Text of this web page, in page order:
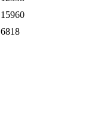
15960
6818